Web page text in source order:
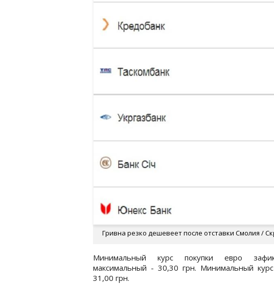
Гривна резко дешевеет после отставки Смолия /
Минимальный курс покупки евро
максимальный - 30,30 грн. Минимальный
31,00 грн.